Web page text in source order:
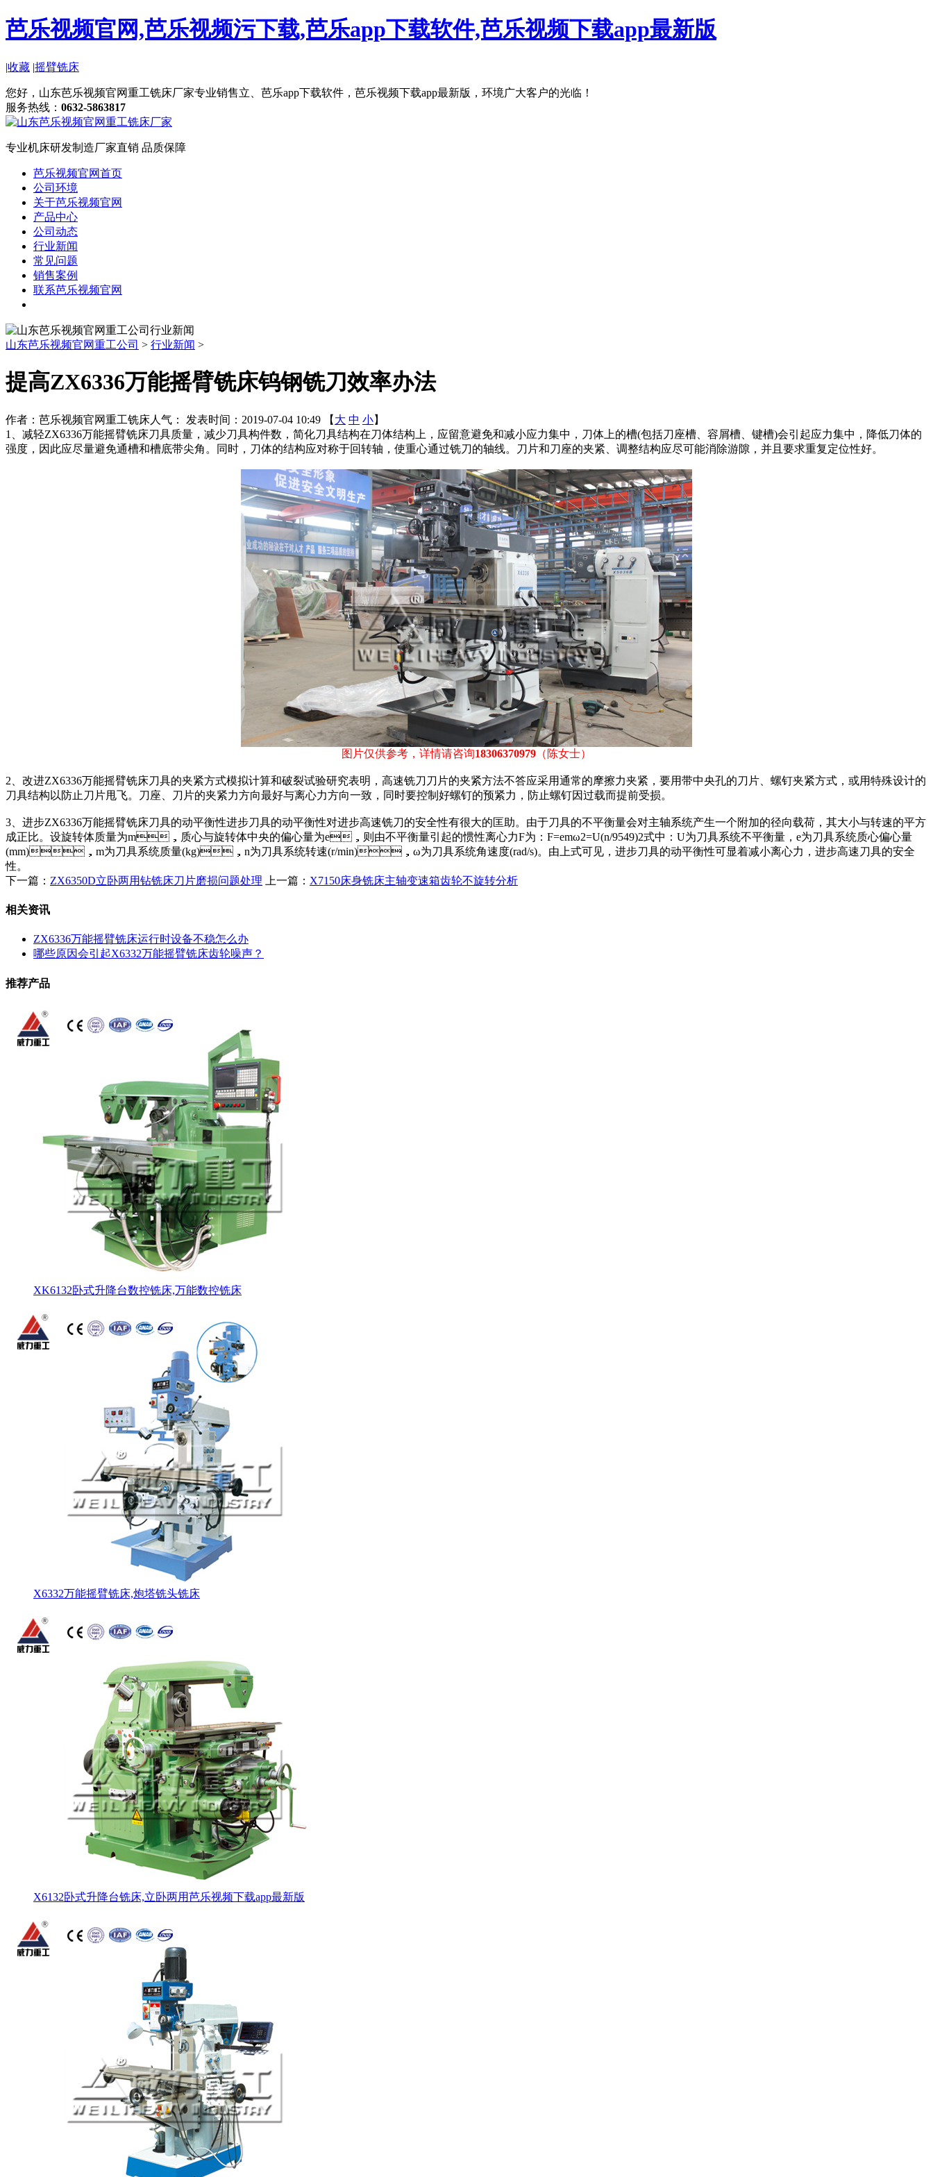
芭乐视频官网,芭乐视频污下载,芭乐app下载软件,芭乐视频下载app最新版
|收藏 |摇臂铣床
您好，山东芭乐视频官网重工铣床厂家专业销售立、芭乐app下载软件，芭乐视频下载app最新版，环境广大客户的光临！
服务热线： 0632-5863817
专业机床研发制造厂家直销 品质保障
芭乐视频官网首页
公司环境
关于芭乐视频官网
产品中心
公司动态
行业新闻
常见问题
销售案例
联系芭乐视频官网
山东芭乐视频官网重工公司 > 行业新闻 >
提高ZX6336万能摇臂铣床钨钢铣刀效率办法
作者：芭乐视频官网重工铣床人气： 发表时间：2019-07-04 10:49 【 大 中 小】
1、减轻ZX6336万能摇臂铣床刀具质量，减少刀具构件数，简化刀具结构在刀体结构上，应留意避免和减小应力集中，刀体上的槽(包括刀座槽、容屑槽、键槽)会引起应力集中，降低刀体的
强度，因此应尽量避免通槽和槽底带尖角。同时，刀体的结构应对称于回转轴，使重心通过铣刀的轴线。刀片和刀座的夹紧、调整结构应尽可能消除游隙，并且要求重复定位性好。
图片仅供参考，详情请咨询18306370979 （陈女士）
2、改进ZX6336万能摇臂铣床刀具的夹紧方式模拟计算和破裂试验研究表明，高速铣刀刀片的夹紧方法不答应采用通常的摩擦力夹紧，要用带中央孔的刀片、螺钉夹紧方式，或用特殊设计的
刀具结构以防止刀片甩飞。刀座、刀片的夹紧力方向最好与离心力方向一致，同时要控制好螺钉的预紧力，防止螺钉因过载而提前受损。
3、进步ZX6336万能摇臂铣床刀具的动平衡性进步刀具的动平衡性对进步高速铣刀的安全性有很大的匡助。由于刀具的不平衡量会对主轴系统产生一个附加的径向载荷，其大小与转速的平方
成正比。设旋转体质量为m，质心与旋转体中央的偏心量为e，则由不平衡量引起的惯性离心力F为：F=emω2=U(n/9549)2式中：U为刀具系统不平衡量，e为刀具系统质心偏心量
(mm)，m为刀具系统质量(kg)，n为刀具系统转速(r/min)，ω为刀具系统角速度(rad/s)。由上式可见，进步刀具的动平衡性可显着减小离心力，进步高速刀具的安全
性。
下一篇： ZX6350D立卧两用钻铣床刀片磨损问题处理 上一篇： X7150床身铣床主轴变速箱齿轮不旋转分析
相关资讯
ZX6336万能摇臂铣床运行时设备不稳怎么办
哪些原因会引起X6332万能摇臂铣床齿轮噪声？
推荐产品
XK6132卧式升降台数控铣床,万能数控铣床
X6332万能摇臂铣床,炮塔铣头铣床
X6132卧式升降台铣床,立卧两用芭乐视频下载app最新版